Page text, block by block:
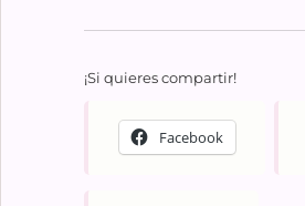
¡Si quieres compartir!
Facebook